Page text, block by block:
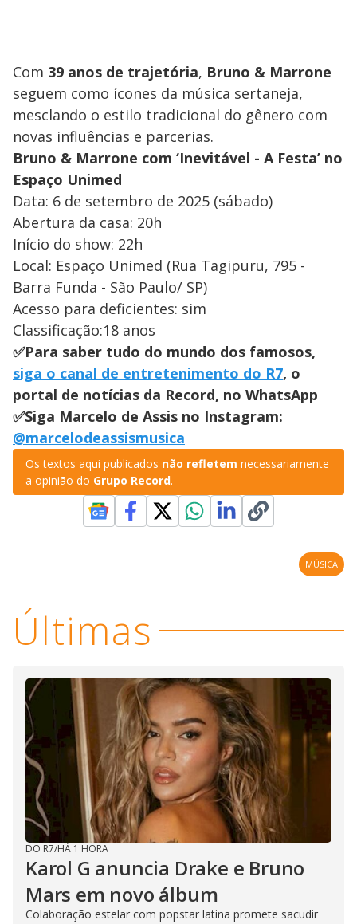
Com 39 anos de trajetória, Bruno & Marrone
seguem como ícones da música sertaneja,
mesclando o estilo tradicional do gênero com
novas influências e parcerias.
Bruno & Marrone com ‘Inevitável - A Festa’ no
Espaço Unimed
Data: 6 de setembro de 2025 (sábado)
Abertura da casa: 20h
Início do show: 22h
Local: Espaço Unimed (Rua Tagipuru, 795 -
Barra Funda - São Paulo/ SP)
Acesso para deficientes: sim
Classificação:18 anos
✅Para saber tudo do mundo dos famosos,
siga o canal de entretenimento do R7, o
portal de notícias da Record, no WhatsApp
✅Siga Marcelo de Assis no Instagram:
@marcelodeassismusica
Os textos aqui publicados não refletem necessariamente
a opinião do Grupo Record.
MÚSICA
Últimas
DO R7/HÁ 1 HORA
Karol G anuncia Drake e Bruno
Mars em novo álbum
Colaboração estelar com popstar latina promete sacudir